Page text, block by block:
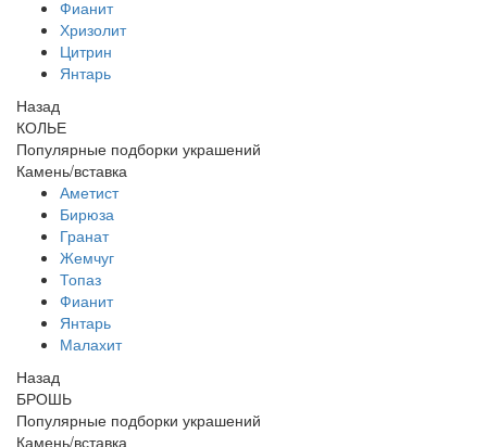
Фианит
Хризолит
Цитрин
Янтарь
Назад
КОЛЬЕ
Популярные подборки украшений
Камень/вставка
Аметист
Бирюза
Гранат
Жемчуг
Топаз
Фианит
Янтарь
Малахит
Назад
БРОШЬ
Популярные подборки украшений
Камень/вставка